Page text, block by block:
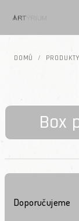
DOMŮ / PRODUKTY
Box
Doporučujeme